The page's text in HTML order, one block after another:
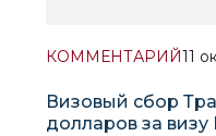
КОММЕНТАРИЙ11
Визовый сбор
долларов за визу